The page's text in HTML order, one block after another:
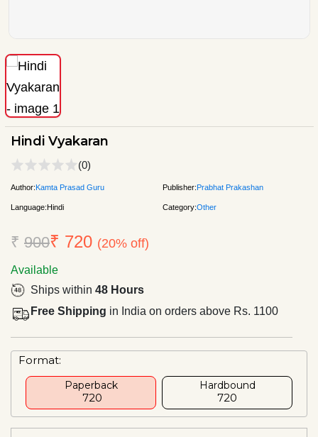
Hindi Vyakaran
(0)
Author:Kamta Prasad Guru Publisher:Prabhat Prakashan
Language:Hindi Category:Other
₹ 900₹ 720 (20% off)
Available
Ships within 48 Hours
Free Shipping in India on orders above Rs. 1100
Format:
Paperback
₹ 720
Hardbound
₹720